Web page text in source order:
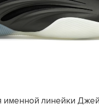
именной линейки